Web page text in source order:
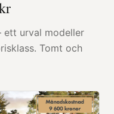
urval modeller
Tomt och